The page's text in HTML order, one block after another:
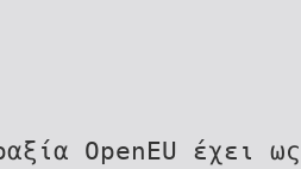
OpenEU έχει